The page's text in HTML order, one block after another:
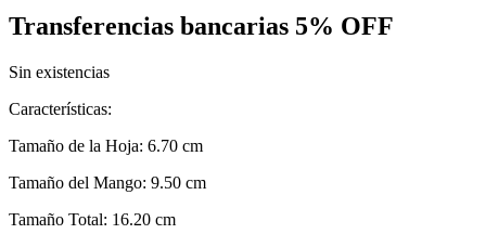
Transferencias bancarias 5% OFF
Sin existencias
Características:
Tamaño de la Hoja: 6.70 cm
Tamaño del Mango: 9.50 cm
Tamaño Total: 16.20 cm